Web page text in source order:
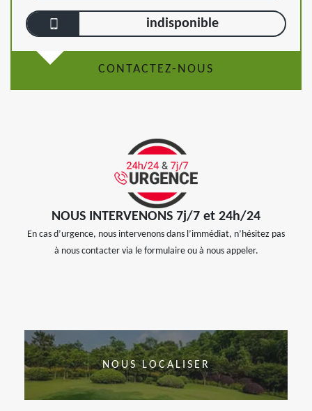
indisponible
CONTACTEZ-NOUS
NOUS INTERVENONS 7j/7 et 24h/24
En cas d’urgence, nous intervenons dans l’immédiat, n’hésitez pas
à nous contacter via le formulaire ou à nous appeler.
NOUS LOCALISER